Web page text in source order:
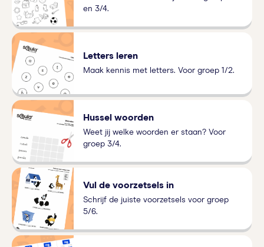
en 3/4.
Letters leren
Maak kennis met letters. Voor groep 1/2.
Hussel woorden
Weet jij welke woorden er staan? Voor
groep 3/4.
Vul de voorzetsels in
Schrijf de juiste voorzetsels voor groep
5/6.